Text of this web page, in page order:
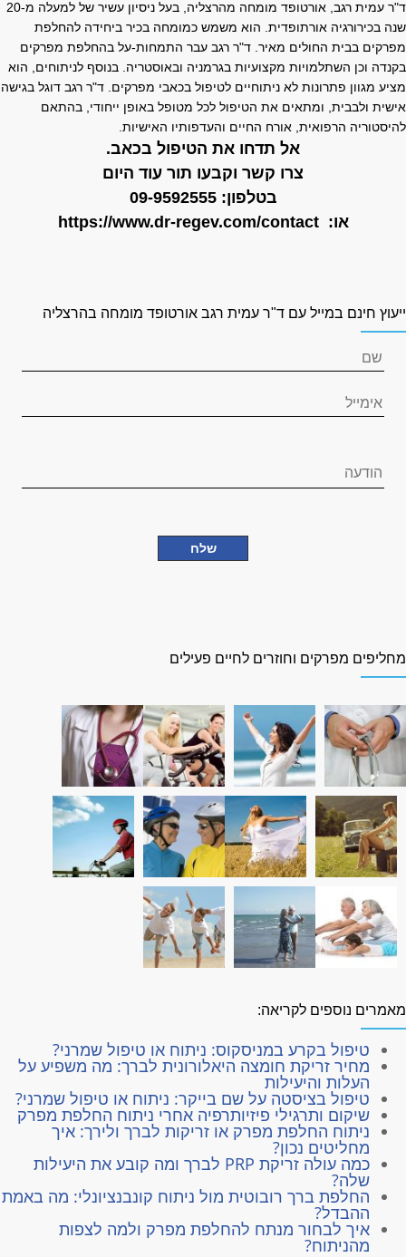
ד"ר עמית רגב, אורטופד מומחה מהרצליה, בעל ניסיון עשיר של למעלה מ-20
שנה בכירורגיה אורתופדית. הוא משמש כמומחה בכיר ביחידה להחלפת
מפרקים בבית החולים מאיר. ד"ר רגב עבר התמחות-על בהחלפת מפרקים
בקנדה וכן השתלמויות מקצועיות בגרמניה ובאוסטריה. בנוסף לניתוחים, הוא
מציע מגוון פתרונות לא ניתוחיים לטיפול בכאבי מפרקים. ד"ר רגב דוגל בגישה
אישית ולבבית, ומתאים את הטיפול לכל מטופל באופן ייחודי, בהתאם
להיסטוריה הרפואית, אורח החיים והעדפותיו האישיות.
אל תדחו את הטיפול בכאב.
צרו קשר וקבעו תור עוד היום
בטלפון: 09-9592555
או: https://www.dr-regev.com/contact
ייעוץ חינם במייל עם ד"ר עמית רגב אורטופד מומחה בהרצליה
מחליפים מפרקים וחוזרים לחיים פעילים
מאמרים נוספים לקריאה:
טיפול בקרע במניסקוס: ניתוח או טיפול שמרני?
מחיר זריקת חומצה היאלורונית לברך: מה משפיע על
העלות והיעילות
טיפול בציסטה על שם בייקר: ניתוח או טיפול שמרני?
שיקום ותרגילי פיזיותרפיה אחרי ניתוח החלפת מפרק
ניתוח החלפת מפרק או זריקות לברך ולירך: איך
מחליטים נכון?
כמה עולה זריקת PRP לברך ומה קובע את היעילות
שלה?
החלפת ברך רובוטית מול ניתוח קונבנציונלי: מה באמת
ההבדל?
איך לבחור מנתח להחלפת מפרק ולמה לצפות
מהניתוח?